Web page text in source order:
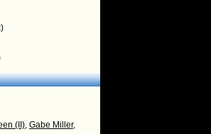
(II), Gabe Miller,